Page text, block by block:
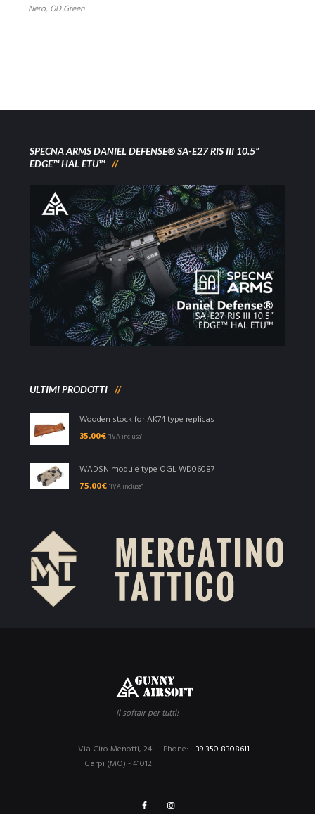
Nero, OD Green
SPECNA ARMS DANIEL DEFENSE® SA-E27 RIS III 10.5”
EDGE™ HAL ETU™
ULTIMI PRODOTTI
Wooden stock for AK74 type replicas
35.00€ "IVA inclusa"
WADSN module type OGL WD06087
75.00€ "IVA inclusa"
Il softair per tutti!
Phone: +39 350 8308611
Via Ciro Menotti, 24
Carpi (MO) - 41012